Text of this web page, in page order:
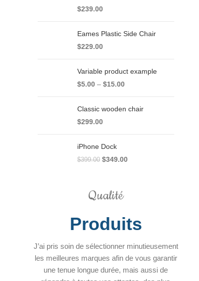
$239.00
Eames Plastic Side Chair
$229.00
Variable product example
$5.00 – $15.00
Classic wooden chair
$299.00
iPhone Dock
$399.00 $349.00
Qualité
Produits
J’ai pris soin de sélectionner minutieusement
les meilleures marques afin de vous garantir
une tenue longue durée, mais aussi de